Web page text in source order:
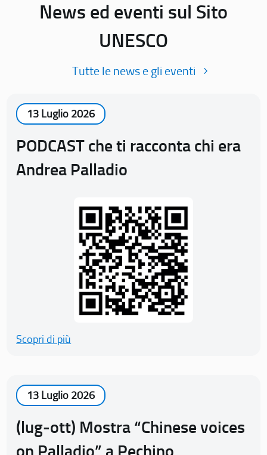
News ed eventi sul Sito
UNESCO
Tutte le news e gli eventi
13 Luglio 2026
PODCAST che ti racconta chi era
Andrea Palladio
Scopri di più
13 Luglio 2026
(lug-ott) Mostra “Chinese voices